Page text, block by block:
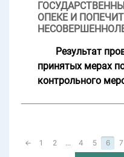
ОПЕКЕ И
Результат
принятых мерах
контрольного
← 1 2 ... 4 5 6 7